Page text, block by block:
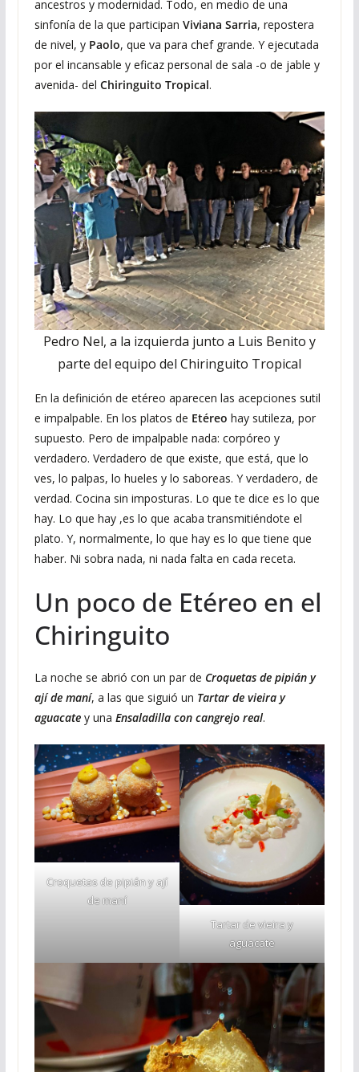
ancestros y modernidad. Todo, en medio de una
sinfonía de la que participan Viviana Sarria, repostera
de nivel, y Paolo, que va para chef grande. Y ejecutada
por el incansable y eficaz personal de sala -o de jable y
avenida- del Chiringuito Tropical.
Pedro Nel, a la izquierda junto a Luis Benito y
parte del equipo del Chiringuito Tropical
En la definición de etéreo aparecen las acepciones sutil
e impalpable. En los platos de Etéreo hay sutileza, por
supuesto. Pero de impalpable nada: corpóreo y
verdadero. Verdadero de que existe, que está, que lo
ves, lo palpas, lo hueles y lo saboreas. Y verdadero, de
verdad. Cocina sin imposturas. Lo que te dice es lo que
hay. Lo que hay ,es lo que acaba transmitiéndote el
plato. Y, normalmente, lo que hay es lo que tiene que
haber. Ni sobra nada, ni nada falta en cada receta.
Un poco de Etéreo en el
Chiringuito
La noche se abrió con un par de Croquetas de pipián y
ají de maní, a las que siguió un Tartar de vieira y
aguacatey una Ensaladilla con cangrejo real.
Croquetas de pipián y ají
de maní
Tartar de vieira y
aguacate